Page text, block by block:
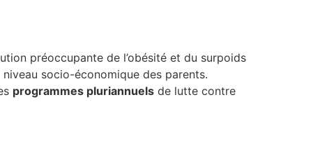
préoccupante de l’obésité et du surpoids
socio-économique des parents.
programmes pluriannuels de lutte contre